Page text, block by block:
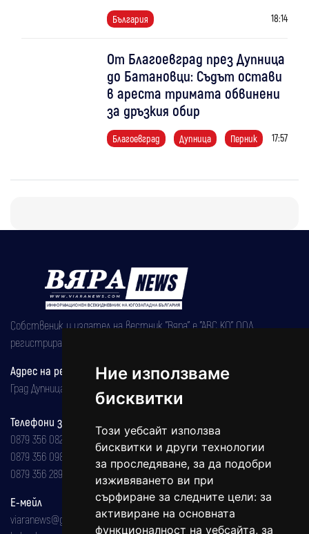
Ние използваме
бисквитки
Този уебсайт използва
бисквитки и други технологии
за проследяване, за да подобри
изживяването ви при
сърфиране за следните цели: за
активиране на основната
функционалност на уебсайта, за
България 18:14
От Благоевград през Дупница
до Батановци: Съдът остави
в ареста тримата обвинени
за дръзкия обир
Благоевград Дупница Перник 17:57
Собственик и издател на вестник "Вяра" е "АВС КО" ООД,
регистрирана на 08.05.2002 година.
Адрес на редакцията
Град Дупница, ул.''Христо Ботев" 43
Телефони за реклама и абонаменти
0879 356 082
0879 356 098
0879 356 289
Е-мейл
viaranews@gmail.com